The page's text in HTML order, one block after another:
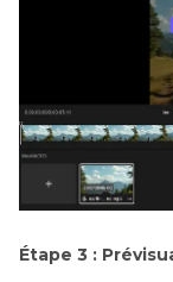
Étape 3 :